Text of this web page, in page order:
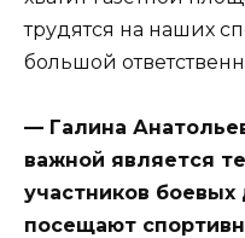
трудятся на наших
большой
— Галина
важной является
участников боевых
посещают